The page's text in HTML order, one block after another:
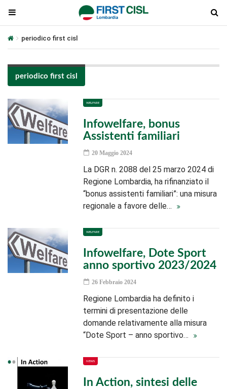
periodico first cisl
periodico first cisl
WELFARE
Infowelfare, bonus
Assistenti familiari
20 Maggio 2024
La DGR n. 2088 del 25 marzo 2024 di
Regione Lombardia, ha rifinanziato il
“bonus assistenti familiari”: una misura
regionale a favore delle…
WELFARE
Infowelfare, Dote Sport
anno sportivo 2023/2024
26 Febbraio 2024
Regione Lombardia ha definito i
termini di presentazione delle
domande relativamente alla misura
“Dote Sport – anno sportivo…
NEWS
In Action, sintesi delle